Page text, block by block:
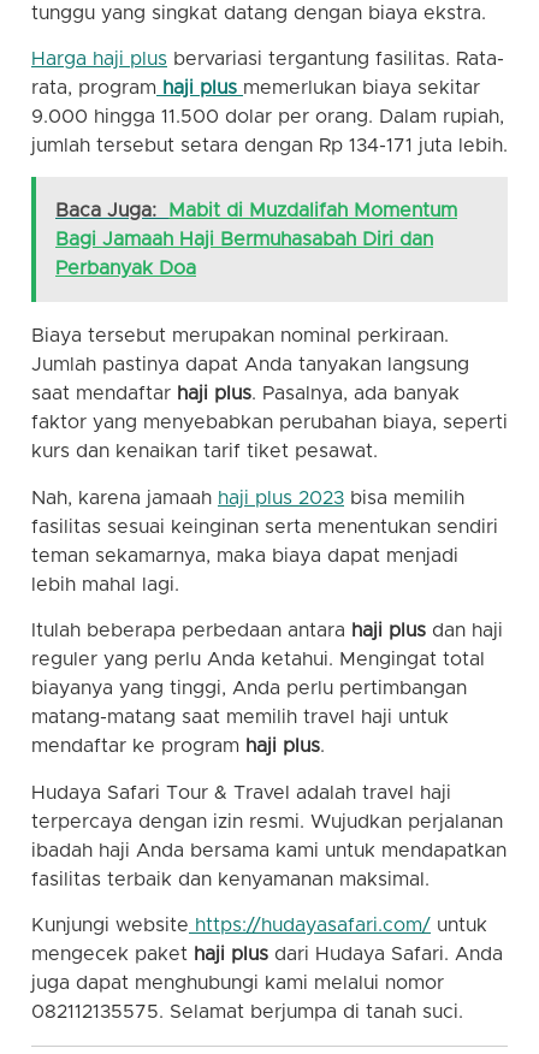
tunggu yang singkat datang dengan biaya ekstra.
Harga haji plus bervariasi tergantung fasilitas. Rata-
rata, program haji plus memerlukan biaya sekitar
9.000 hingga 11.500 dolar per orang. Dalam rupiah,
jumlah tersebut setara dengan Rp 134-171 juta lebih.
Baca Juga:
Mabit di Muzdalifah Momentum
Bagi Jamaah Haji Bermuhasabah Diri dan
Perbanyak Doa
Biaya tersebut merupakan nominal perkiraan.
Jumlah pastinya dapat Anda tanyakan langsung
saat mendaftar haji plus. Pasalnya, ada banyak
faktor yang menyebabkan perubahan biaya, seperti
kurs dan kenaikan tarif tiket pesawat.
Nah, karena jamaah haji plus 2023 bisa memilih
fasilitas sesuai keinginan serta menentukan sendiri
teman sekamarnya, maka biaya dapat menjadi
lebih mahal lagi.
Itulah beberapa perbedaan antara haji plus dan haji
reguler yang perlu Anda ketahui. Mengingat total
biayanya yang tinggi, Anda perlu pertimbangan
matang-matang saat memilih travel haji untuk
mendaftar ke program haji plus.
Hudaya Safari Tour & Travel adalah travel haji
terpercaya dengan izin resmi. Wujudkan perjalanan
ibadah haji Anda bersama kami untuk mendapatkan
fasilitas terbaik dan kenyamanan maksimal.
Kunjungi website https://hudayasafari.com/ untuk
mengecek paket haji plus dari Hudaya Safari. Anda
juga dapat menghubungi kami melalui nomor
082112135575. Selamat berjumpa di tanah suci.